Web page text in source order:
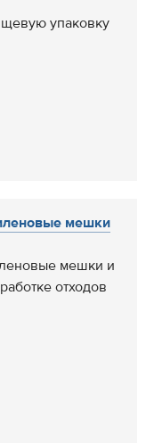
упаковку
мешки
мешки и
отходов